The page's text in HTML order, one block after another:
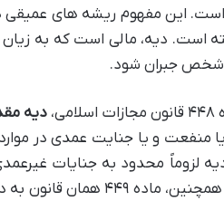
است. این مفهوم ریشه های عمیقی
است. دیه، مالی است که به
شخص جبران شود.
دیه
منفعت و یا جنایت عمدی در
لزوماً محدود به جنایات
قصاص شود. همچنین،